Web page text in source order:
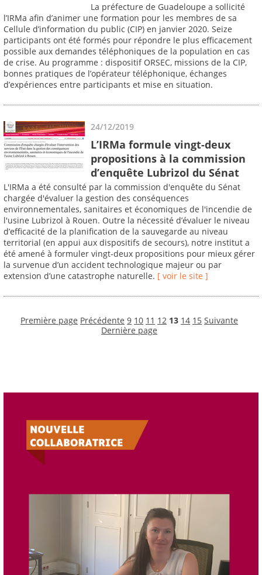
La préfecture de Guadeloupe a sollicité
l’IRMa afin d’animer une formation pour les membres de sa
Cellule d’information du public (CIP) en janvier 2020. Seize
participants ont été formés pour répondre le plus efficacement
possible aux demandes téléphoniques de la population en cas
de crise. Au programme : dispositif ORSEC, missions de la CIP,
bonnes pratiques de l’opérateur téléphonique, échanges
d’expériences entre participants et mise en situation.
24/12/2019
L’IRMa formule vingt-deux
propositions à la commission
d’enquête Lubrizol du Sénat
L'IRMa a été consulté par la commission d'enquête du Sénat
chargée d'évaluer la gestion des conséquences
environnementales, sanitaires et économiques de l'incendie de
l'usine Lubrizol à Rouen. Outre la nécessité d’évaluer le niveau
d’efficacité de la planification de la sauvegarde au niveau
territorial (en appui aux dispositifs de secours), notre institut a
été amené à formuler vingt-deux propositions pour mieux gérer
la survenue d’un accident technologique majeur ou par
extension d’une catastrophe naturelle. [ voir le site ]
Première page Précédente 9 10 11 12 13 14 15 Suivante
Dernière page